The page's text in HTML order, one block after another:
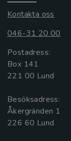
Kontakta oss
046-31 20 00
Postadress:
Box 141
221 00 Lund
Besöksadress:
Åkergränden 1